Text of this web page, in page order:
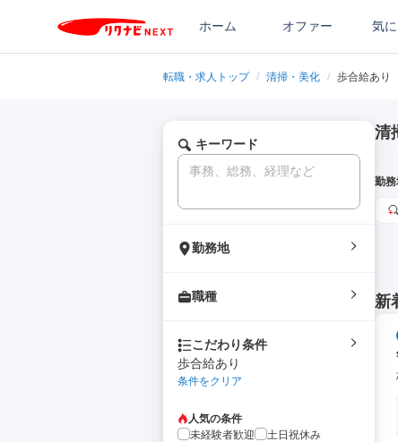
ホーム オファー 気
転職・求人トップ / 清掃・美化 / 歩合給あり
キーワード
勤務地
職種
こだわり条件
歩合給あり
条件をクリア
人気の条件
未経験者歓迎
土日祝休み
清
勤
新